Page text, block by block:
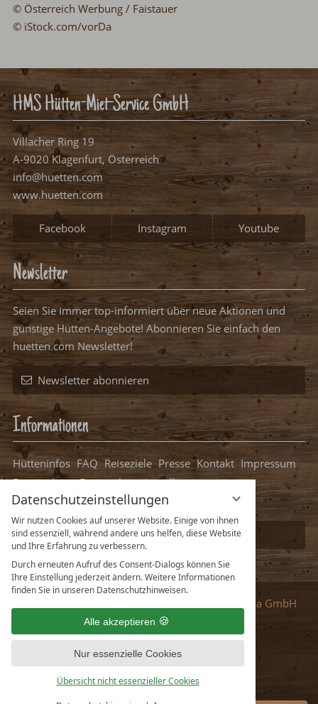
Datenschutzeinstellungen
Wir nutzen Cookies auf unserer Website. Einige von ihnen
sind essenziell, während andere uns helfen, diese Website
und Ihre Erfahrung zu verbessern.
Durch erneuten Aufruf des Consent-Dialogs können Sie
Ihre Einstellung jederzeit ändern. Weitere Informationen
finden Sie in unseren Datenschutzhinweisen.
Alle akzeptieren
Nur essenzielle Cookies
Übersicht nicht essenzieller Cookies
© Österreich Werbung / Faistauer
© iStock.com/vorDa
HMS Hütten-Miet-Service GmbH
Villacher Ring 19
A-9020 Klagenfurt, Österreich
info@huetten.com
www.huetten.com
Facebook Instagram Youtube
Newsletter
Seien Sie Immer top-informiert über neue Aktionen und
günstige Hütten-Angebote! Abonnieren Sie einfach den
huetten.com Newsletter!
Newsletter abonnieren
Informationen
Hütteninfos FAQ Reiseziele Presse Kontakt Impressum
Datenschutz Datenschutzeinstellungen
Packliste Hüttenurlaub
Ihre Hütte bei uns eintragen
vioma GmbH
Deutsch English